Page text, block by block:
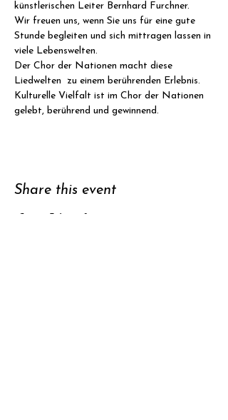
künstlerischen Leiter Bernhard Furchner.
Wir freuen uns, wenn Sie uns für eine gute
Stunde begleiten und sich mittragen lassen in
viele Lebenswelten.
Der Chor der Nationen macht diese
Liedwelten  zu einem berührenden Erlebnis.
Kulturelle Vielfalt ist im Chor der Nationen
gelebt, berührend und gewinnend.
Share this event